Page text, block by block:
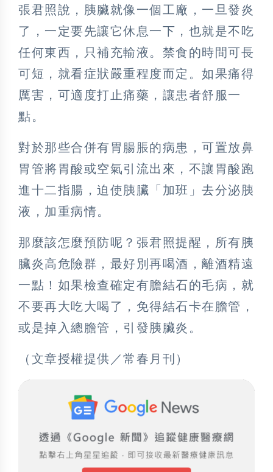
張君照說，胰臟就像一個工廠，一旦發炎
了，一定要先讓它休息一下，也就是不吃
任何東西，只補充輸液。禁食的時間可長
可短，就看症狀嚴重程度而定。如果痛得
厲害，可適度打止痛藥，讓患者舒服一
點。
對於那些合併有胃腸脹的病患，可置放鼻
胃管將胃酸或空氣引流出來，不讓胃酸跑
進十二指腸，迫使胰臟「加班」去分泌胰
液，加重病情。
那麼該怎麼預防呢？張君照提醒，所有胰
臟炎高危險群，最好別再喝酒，離酒精遠
一點！如果檢查確定有膽結石的毛病，就
不要再大吃大喝了，免得結石卡在膽管，
或是掉入總膽管，引發胰臟炎。
（文章授權提供／常春月刊）